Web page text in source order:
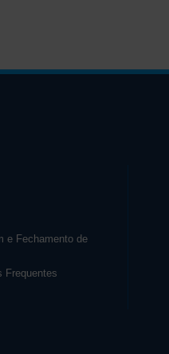
e Fechamento de
Frequentes